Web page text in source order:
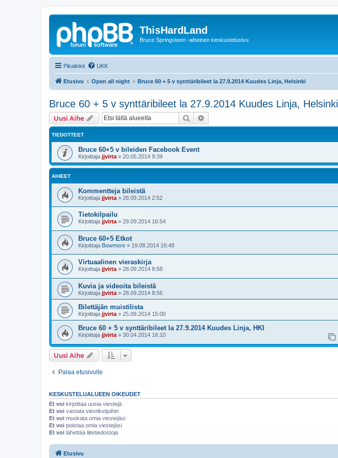
ThisHardLand
Bruce Springsteen -aiheinen keskustelusivu
Pikalinkit UKK
Etusivu Open all night Bruce 60 + 5 v synttäribileet la 27.9.2014 Kuudes Linja, Helsinki
Bruce 60 + 5 v synttäribileet la 27.9.2014 Kuudes Linja, Helsinki
Uusi Aihe Etsi
TIEDOTTEET
Bruce 60+5 v bileiden Facebook Event
Kirjoittaja jjvirta » 20.05.2014 9:39
AIHEET
Kommentteja bileistä
Kirjoittaja jjvirta » 28.09.2014 2:52
Tietokilpailu
Kirjoittaja jjvirta » 29.09.2014 16:54
Bruce 60+5 Etkot
Kirjoittaja Bowmore » 19.08.2014 16:48
Virtuaalinen vieraskirja
Kirjoittaja jjvirta» 28.09.2014 8:58
Kuvia ja videoita bileistä
Kirjoittaja jjvirta » 28.09.2014 8:56
Bilettäjän muistilista
Kirjoittaja jjvirta » 25.09.2014 15:00
Bruce 60 + 5 v synttäribileet la 27.9.2014 Kuudes Linja, HKI
Kirjoittaja jjvirta » 30.04.2014 16:10
Uusi Aihe
Palaa etusivulle
KESKUSTELUALUEEN OIKEUDET
Et voi kirjoittaa uusia viestejä
Et voi vastata viestiketjuihin
Et voi muokata omia viestejäsi
Et voi poistaa omia viestejäsi
Et voi lähettää liitetiedostoja
Etusivu